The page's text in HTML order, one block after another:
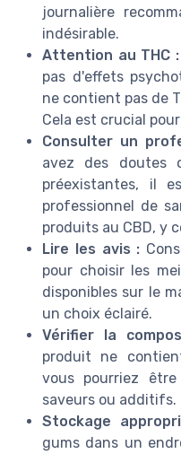
journalière
indésirable.
Attention au THC :
pas d'effets
ne contient pas de
Cela est crucial
Consulter un
avez des doutes
préexistantes, il
professionnel de
produits au CBD, y
Lire les avis :
pour choisir les
disponibles sur le
un choix éclairé.
Vérifier la
produit ne
vous pourriez
saveurs ou additifs.
Stockage
gums dans un